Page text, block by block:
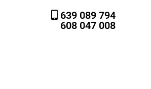
639 089 794
608 047 008